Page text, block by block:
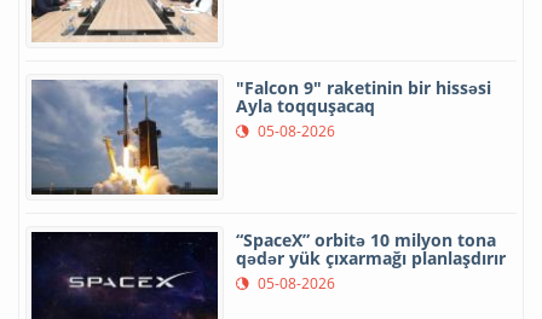
"Falcon 9" raketinin bir hissəsi
Ayla toqquşacaq
05-08-2026
“SpaceX” orbitə 10 milyon tona
qədər yük çıxarmağı planlaşdırır
05-08-2026